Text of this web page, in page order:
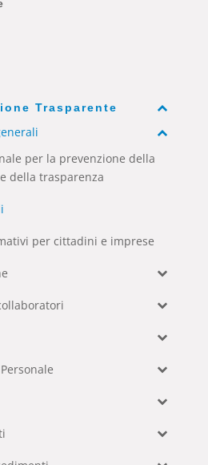
Trasparente
per la prevenzione della
della trasparenza
per cittadini e imprese